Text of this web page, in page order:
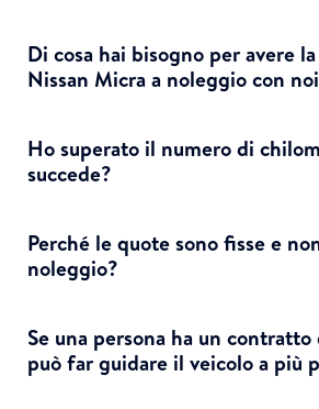
Di cosa hai bisogno per avere
Nissan Micra a noleggio con
Ho superato il numero di
succede?
Perché le quote sono fisse e
noleggio?
Se una persona ha un
può far guidare il veicolo a più